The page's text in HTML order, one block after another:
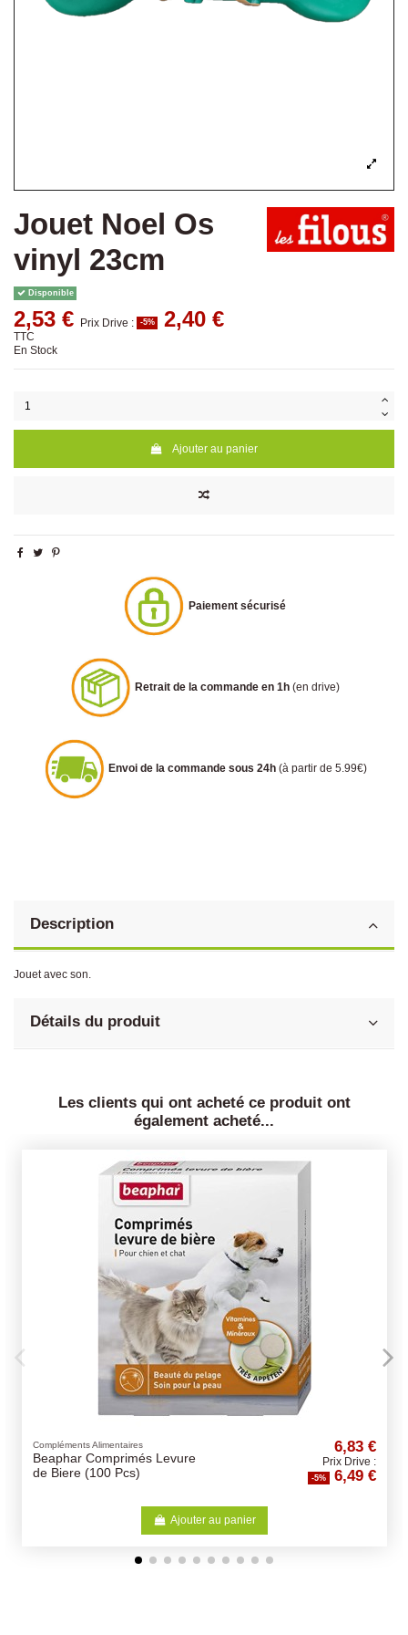
Jouet Noel Os
vinyl 23cm
Disponible
2,53 € Prix Drive : -5% 2,40 €
TTC
En Stock
Ajouter au panier
Paiement sécurisé
Retrait de la commande en 1h (en drive)
Envoi de la commande sous 24h (à partir de 5.99€)
Description
Jouet avec son.
Détails du produit
Les clients qui ont acheté ce produit ont
également acheté...
Alimentaires
Comprimés Levure
(100 Pcs)
6,49 €
Ajouter au panier
Litières
Paille -